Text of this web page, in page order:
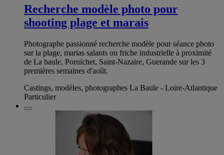
Recherche modèle photo pour
shooting plage et marais
Photographe passionné recherche modèle pour séance photo
sur la plage, marias salants ou friche industrielle à proximité
de La baule, Pornichet, Saint-Nazaire, Guerande sur les 3
premières semaines d'août.
Castings, modèles, photographes La Baule - Loire-Atlantique
Particulier